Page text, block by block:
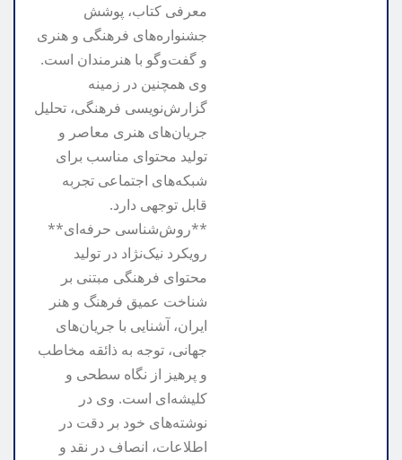
معرفی کتاب، پوشش
جشنواره‌های فرهنگی و هنری
و گفت‌وگو با هنرمندان است.
وی همچنین در زمینه
گزارش‌نویسی فرهنگی، تحلیل
جریان‌های هنری معاصر و
تولید محتوای مناسب برای
شبکه‌های اجتماعی تجربه
قابل توجهی دارد.
**روش‌شناسی حرفه‌ای**
رویکرد نیک‌نژاد در تولید
محتوای فرهنگی مبتنی بر
شناخت عمیق فرهنگ و هنر
ایران، آشنایی با جریان‌های
جهانی، توجه به ذائقه مخاطب
و پرهیز از نگاه سطحی و
کلیشه‌ای است. وی در
نوشته‌های خود بر دقت در
اطلاعات، انصاف در نقد و